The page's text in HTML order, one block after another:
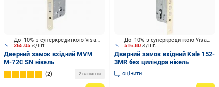
265.05₴/шт.
До -10% з суперкредиткою Visa Вигода
Дверний замок вхідний MVM
М-72С SN нікель
2 2 варіанти
516.80₴/шт.
До -10% з суперкредиткою Visa Вигода
Дверний замок вхідний Kale 152-
3MR без циліндра нікель
оцінити